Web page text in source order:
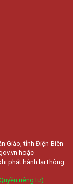
Giáo, tỉnh Điện Biên
hoặc
phát hành lại thông
riêng tư)